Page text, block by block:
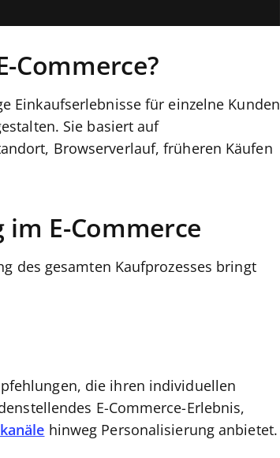
Commerce?
Einkaufserlebnisse für einzelne Kunden
Sie basiert auf
Browserverlauf, früheren Käufen
E-Commerce
des gesamten Kaufprozesses bringt
die ihren individuellen
E-Commerce-Erlebnis,
hinweg Personalisierung anbietet.